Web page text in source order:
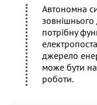
Автономна
зовнішнього
потрібну
джерело
може бути
роботи.